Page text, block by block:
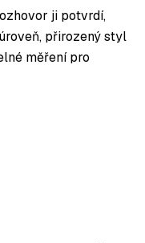
ji potvrdí,
přirozený styl
měření pro